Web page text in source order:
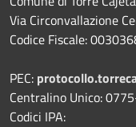
Via Circonvallazione
Codice Fiscale:
PEC:
Centralino Unico:
Codici IPA: